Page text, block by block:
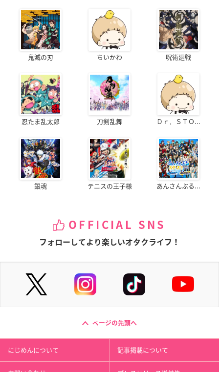
鬼滅の刃 ちいかわ 呪術廻戦
忍たま乱太郎 刀剣乱舞 Ｄｒ．ＳＴＯ...
銀魂 テニスの王子様 あんさんぶる...
OFFICIAL SNS
フォローしてより楽しいオタクライフ！
ページの先頭へ
にじめんについて 記事掲載について